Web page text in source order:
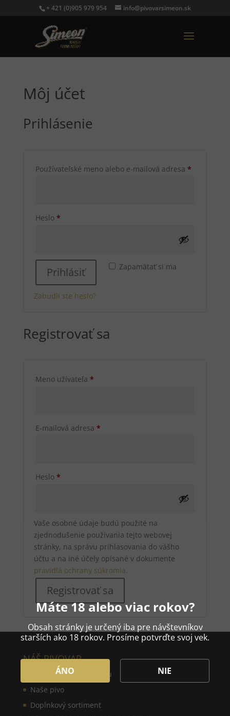
+ 421 (0)905 979 954 info@pivovarsimeon.sk
Môj účet
Prihlásenie
Používateľské meno alebo e-mailová adresa *Povinné
Heslo *Povinné
Zapamätať si ma
Prihlásiť
Zabudli ste heslo?
Registrovať sa
Meno užívateľa *Povinné
E-mailová adresa *Povinné
Heslo *Povinné
Vaše osobné údaje budú použité na
zjednodušenie používania tejto webovej
stránky, na správu prihlasovania do vášho
účtu a na iné účely opísané v dokumente
pravidlá ochrany súkromia.
Registrovať sa
NÁŠ PIVOVAR
Príbeh našeho pivovaru
Naše pivo
Doplnkový sortiment
Máte 18 alebo viac rokov?
Obsah stránky je určený iba pre návštevníkov
starších ako 18 rokov. Prosíme potvrďte svoj vek.
ÁNO NIE